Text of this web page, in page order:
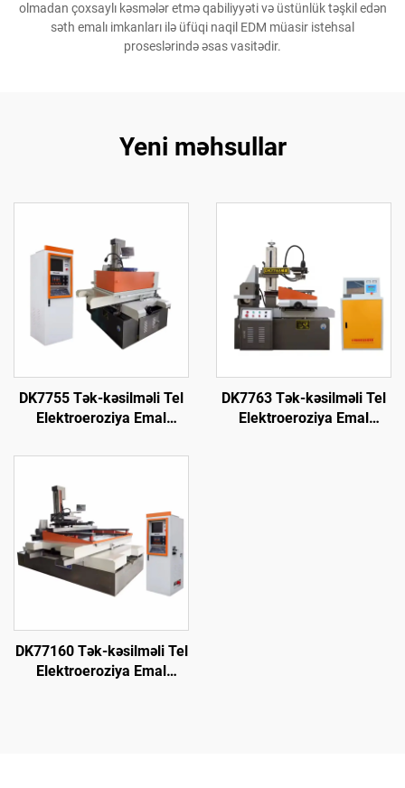
olmadan çoxsaylı kəsmələr etmə qabiliyyəti və üstünlük təşkil edən
səth emalı imkanları ilə üfüqi naqil EDM müasir istehsal
proseslərində əsas vasitədir.
Yeni məhsullar
DK7755 Tək-kəsilməli Tel
Elektroeroziya Emal
DK7763 Tək-kəsilməli Tel
Elektroeroziya Emal
DK77160 Tək-kəsilməli Tel
Elektroeroziya Emal